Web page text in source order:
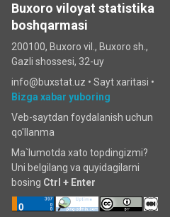
Buxoro viloyat statistika
boshqarmasi
200100, Buxoro vil., Buxoro sh.,
Gazli shossesi, 32-uy
info@buxstat.uz • Sayt xaritasi •
Bizga xabar yuboring
Veb-saytdan foydalanish uchun
qo'llanma
Ma`lumotda xato topdingizmi?
Uni belgilang va quyidagilarni
bosing Ctrl + Enter